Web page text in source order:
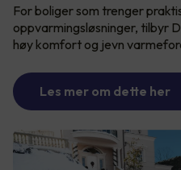
For boliger som trenger
oppvarmingsløsninger, tilbyr
høy komfort og jevn
Les mer om dette her